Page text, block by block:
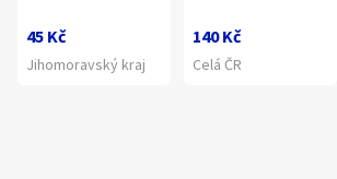
45 Kč
Jihomoravský kraj
140 Kč
Celá ČR